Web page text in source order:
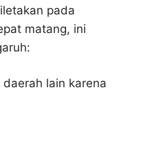
pada
matang, ini
lain karena